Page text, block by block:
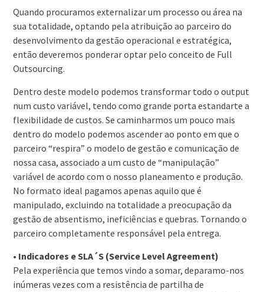
Quando procuramos externalizar um processo ou área na
sua totalidade, optando pela atribuição ao parceiro do
desenvolvimento da gestão operacional e estratégica,
então deveremos ponderar optar pelo conceito de Full
Outsourcing.
Dentro deste modelo podemos transformar todo o output
num custo variável, tendo como grande porta estandarte a
flexibilidade de custos. Se caminharmos um pouco mais
dentro do modelo podemos ascender ao ponto em que o
parceiro “respira” o modelo de gestão e comunicação de
nossa casa, associado a um custo de “manipulação”
variável de acordo com o nosso planeamento e produção.
No formato ideal pagamos apenas aquilo que é
manipulado, excluindo na totalidade a preocupação da
gestão de absentismo, ineficiências e quebras. Tornando o
parceiro completamente responsável pela entrega.
• Indicadores e SLA´S (Service Level Agreement)
Pela experiência que temos vindo a somar, deparamo-nos
inúmeras vezes com a resistência de partilha de